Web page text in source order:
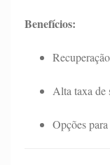
Benefícios:
Alta taxa de
Opções